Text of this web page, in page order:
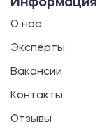
Информация
О нас
Эксперты
Вакансии
Контакты
Отзывы